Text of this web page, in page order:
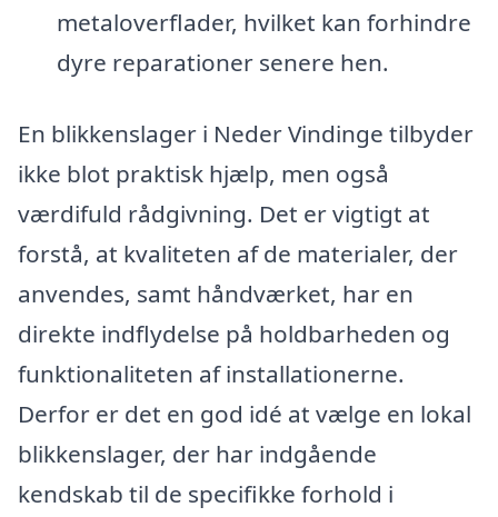
metaloverflader, hvilket kan forhindre
dyre reparationer senere hen.
En blikkenslager i Neder Vindinge tilbyder
ikke blot praktisk hjælp, men også
værdifuld rådgivning. Det er vigtigt at
forstå, at kvaliteten af de materialer, der
anvendes, samt håndværket, har en
direkte indflydelse på holdbarheden og
funktionaliteten af installationerne.
Derfor er det en god idé at vælge en lokal
blikkenslager, der har indgående
kendskab til de specifikke forhold i